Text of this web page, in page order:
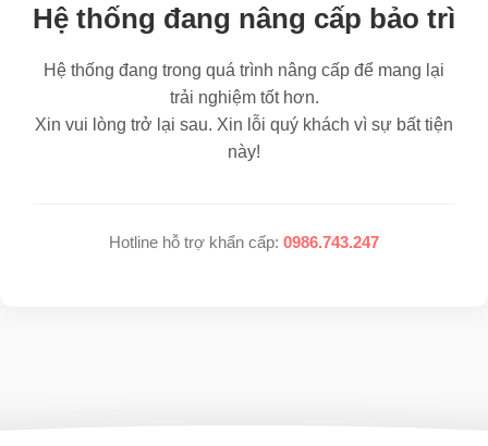
Hệ thống đang nâng cấp bảo trì
Hệ thống đang trong quá trình nâng cấp để mang lại
trải nghiệm tốt hơn.
Xin vui lòng trở lại sau. Xin lỗi quý khách vì sự bất tiện
này!
Hotline hỗ trợ khẩn cấp: 0986.743.247